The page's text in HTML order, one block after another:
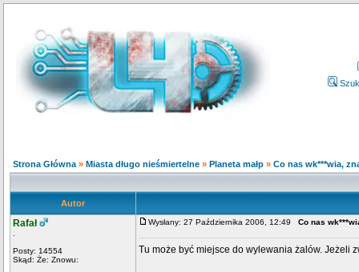
Strona Główna » Miasta długo nieśmiertelne » Planeta małp » Co nas wk***wia,
Autor
Rafał
Posty: 14554
Skąd: Że: Znowu:
Wysłany: 27 Października 2006, 12:49 Co nas
Tu może być miejsce do wylewania żalów. Jeżeli